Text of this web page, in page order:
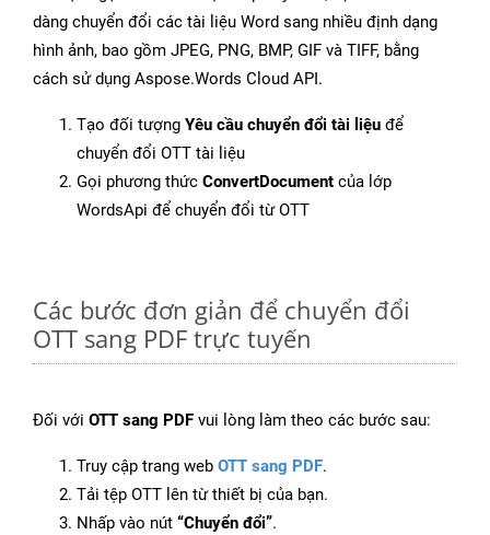
dàng chuyển đổi các tài liệu Word sang nhiều định dạng
hình ảnh, bao gồm JPEG, PNG, BMP, GIF và TIFF, bằng
cách sử dụng Aspose.Words Cloud API.
Tạo đối tượng Yêu cầu chuyển đổi tài liệu để
chuyển đổi OTT tài liệu
Gọi phương thức ConvertDocument của lớp
WordsApi để chuyển đổi từ OTT
Các bước đơn giản để chuyển đổi
OTT sang PDF trực tuyến
Đối với OTT sang PDF vui lòng làm theo các bước sau:
Truy cập trang web OTT sang PDF.
Tải tệp OTT lên từ thiết bị của bạn.
Nhấp vào nút “Chuyển đổi”.